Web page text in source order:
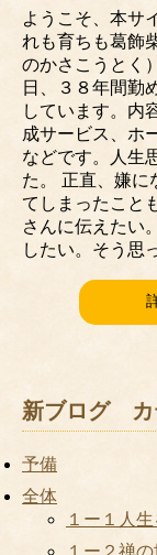
ようこそ、本サ
れも育ちも葛飾
のかさこうとく
日、３８年間勤
しています。内
成サービス、ホ
などです。人生
た。 正直、嫌に
てしまったこと
さんに伝えたい
したい。そう思
新ブログ カ
予備
全体
１ー１人
１ー２禅